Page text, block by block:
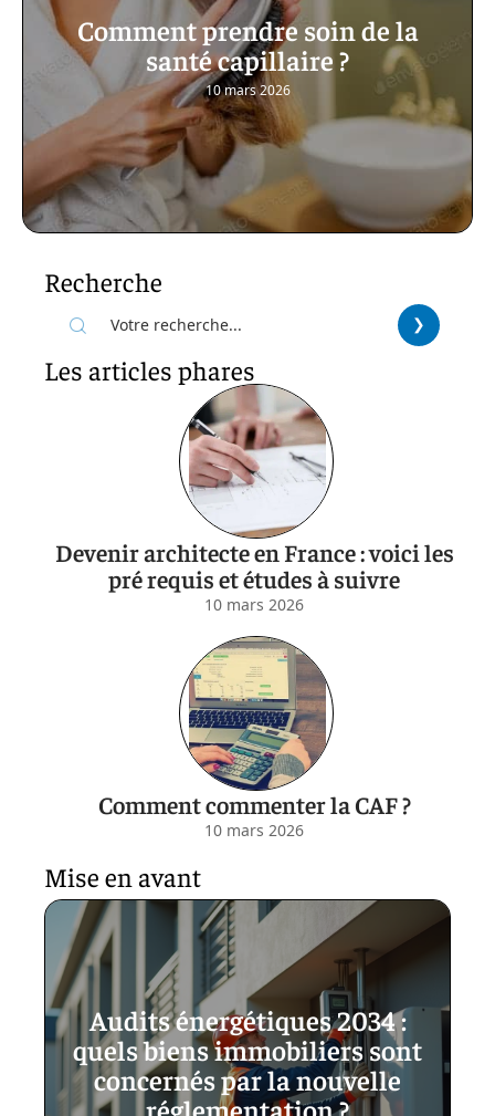
Comment prendre soin de la
santé capillaire ?
10 mars 2026
Recherche
Les articles phares
Devenir architecte en France : voici les
pré requis et études à suivre
10 mars 2026
Comment commenter la CAF ?
10 mars 2026
Mise en avant
Audits énergétiques 2034 :
quels biens immobiliers sont
concernés par la nouvelle
réglementation ?